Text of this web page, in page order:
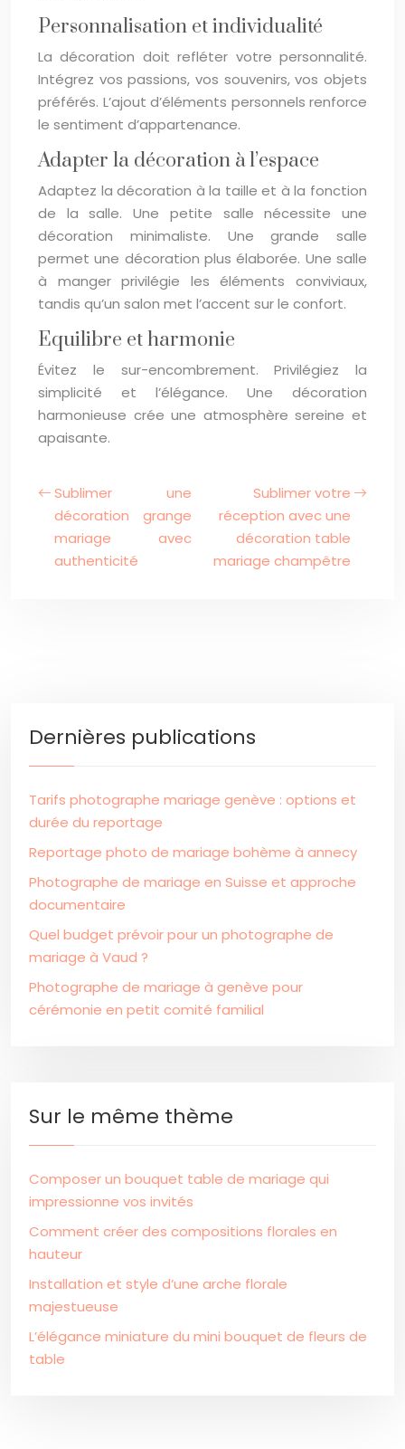
Personnalisation et individualité
La décoration doit refléter votre personnalité.
Intégrez vos passions, vos souvenirs, vos objets
préférés. L’ajout d’éléments personnels renforce
le sentiment d’appartenance.
Adapter la décoration à l’espace
Adaptez la décoration à la taille et à la fonction
de la salle. Une petite salle nécessite une
décoration minimaliste. Une grande salle
permet une décoration plus élaborée. Une salle
à manger privilégie les éléments conviviaux,
tandis qu’un salon met l’accent sur le confort.
Equilibre et harmonie
Évitez le sur-encombrement. Privilégiez la
simplicité et l’élégance. Une décoration
harmonieuse crée une atmosphère sereine et
apaisante.
Sublimer une
décoration grange
mariage avec
authenticité
Sublimer votre
réception avec une
décoration table
mariage champêtre
Dernières publications
Tarifs photographe mariage genève : options et
durée du reportage
Reportage photo de mariage bohème à annecy
Photographe de mariage en Suisse et approche
documentaire
Quel budget prévoir pour un photographe de
mariage à Vaud ?
Photographe de mariage à genève pour
cérémonie en petit comité familial
Sur le même thème
Composer un bouquet table de mariage qui
impressionne vos invités
Comment créer des compositions florales en
hauteur
Installation et style d’une arche florale
majestueuse
L’élégance miniature du mini bouquet de fleurs de
table